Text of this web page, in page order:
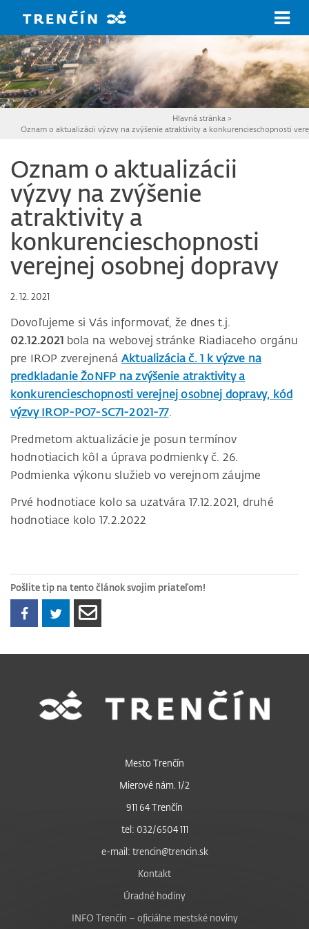
Hlavná stránka >
Oznam o aktualizácii výzvy na zvýšenie atraktivity a konkurencieschopnosti
Oznam o aktualizácii
výzvy na zvýšenie
atraktivity a
konkurencieschopnosti
verejnej osobnej dopravy
2. 12. 2021
Dovoľujeme si Vás informovať, že dnes t.j.
02.12.2021 bola na webovej stránke Riadiaceho orgánu
pre IROP zverejnenáAktualizácia č. 1 k výzve na
predkladanie ŽoNFP na zvýšenie atraktivity a
konkurencieschopnosti verejnej osobnej dopravy, kód
výzvy IROP-PO7-SC71-2021-77.
Predmetom aktualizácie je posun termínov
hodnotiacich kôl a úprava podmienky č. 26.
Podmienka výkonu služieb vo verejnom záujme
Prvé hodnotiace kolo sa uzatvára 17.12.2021, druhé
hodnotiace kolo 17.2.2022
Pošlite tip na tento článok svojim priateľom!
Mesto Trenčín
Mierové nám. 1/2
911 64 Trenčín
tel: 032/6504 111
e-mail: trencin@trencin.sk
Kontakt
Úradné hodiny
INFO Trenčín – oficiálne mestské noviny